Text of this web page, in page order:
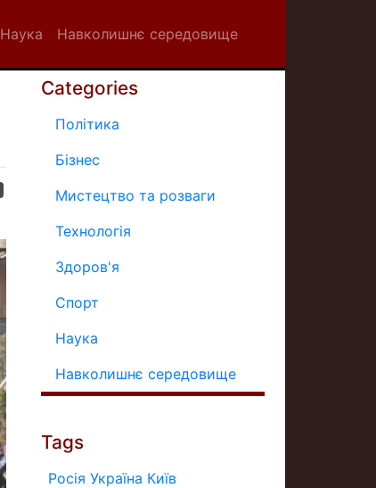
Наука Навколишнє середовище
Categories
Політика
Бізнес
Мистецтво та розваги
Технологія
Здоров'я
Спорт
Наука
Навколишнє середовище
Tags
Росія Україна Київ